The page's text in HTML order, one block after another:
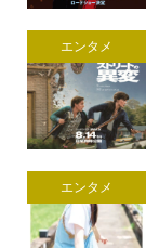
エンタメ
エンタメ